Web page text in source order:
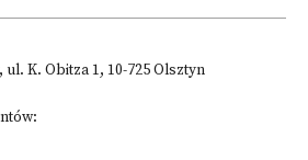
K. Obitza 1, 10-725 Olsztyn